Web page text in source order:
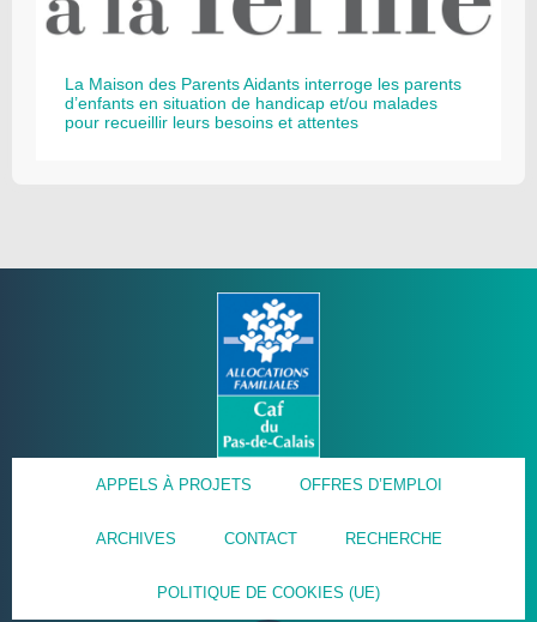
La Maison des Parents Aidants interroge les parents
d’enfants en situation de handicap et/ou malades
pour recueillir leurs besoins et attentes
APPELS À PROJETS OFFRES D’EMPLOI
ARCHIVES CONTACT RECHERCHE
POLITIQUE DE COOKIES (UE)